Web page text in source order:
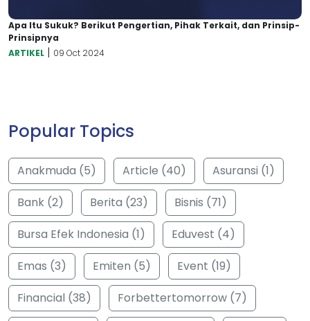
Apa Itu Sukuk? Berikut Pengertian, Pihak Terkait, dan Prinsip-
Prinsipnya
ARTIKEL | 09 Oct 2024
Popular Topics
Anakmuda (5) Article (40)
Asuransi (1)
Bank (2)
Berita (23)
Bisnis (71)
Bursa Efek Indonesia (1)
Eduvest (4)
Emas (3)
Emiten (5)
Event (19)
Financial (38)
Forbettertomorrow (7)